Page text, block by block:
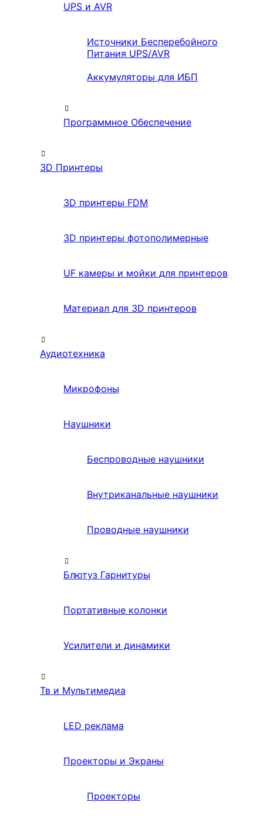
UPS и AVR
Источники Бесперебойного
Питания UPS/AVR
Аккумуляторы для ИБП
Программное Обеспечение
3D Принтеры
3D принтеры FDM
3D принтеры фотополимерные
UF камеры и мойки для принтеров
Материал для 3D принтеров
Аудиотехника
Микрофоны
Наушники
Беспроводные наушники
Внутриканальные наушники
Проводные наушники
Блютуз Гарнитуры
Портативные колонки
Усилители и динамики
Тв и Мультимедиа
LED реклама
Проекторы и Экраны
Проекторы